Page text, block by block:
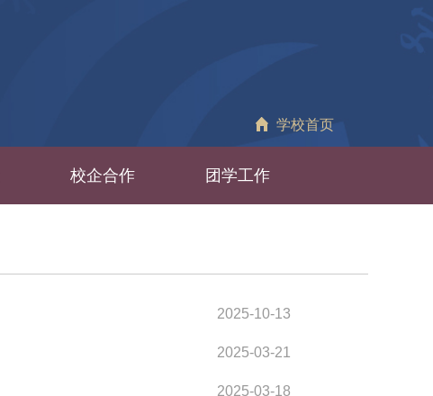
学校首页
校企合作 团学工作
2025-10-13
2025-03-21
2025-03-18